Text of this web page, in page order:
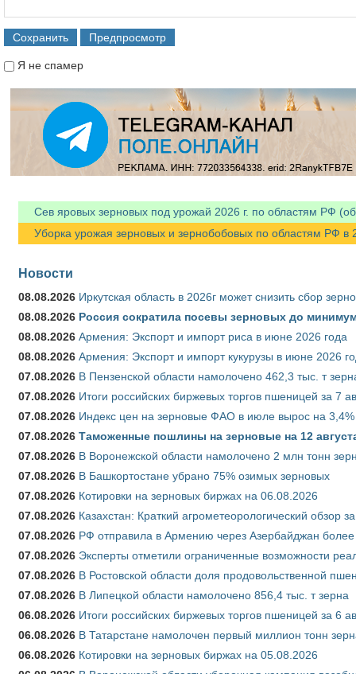
Я не спамер
Сев яровых зерновых под урожай 2026 г. по областям РФ
Уборка урожая зерновых и зернобобовых по областям РФ в
Новости
08.08.2026 Иркутская область в 2026г может снизить сбор
08.08.2026 Россия сократила посевы зерновых до
08.08.2026 Армения: Экспорт и импорт риса в июне 2026 года
08.08.2026 Армения: Экспорт и импорт кукурузы в июне 2026
07.08.2026 В Пензенской области намолочено 462,3 тыс. т
07.08.2026 Итоги российских биржевых торгов пшеницей за 7
07.08.2026 Индекс цен на зерновые ФАО в июле вырос на 3,4%
07.08.2026 Таможенные пошлины на зерновые на 12
07.08.2026 В Воронежской области намолочено 2 млн тонн
07.08.2026 В Башкортостане убрано 75% озимых зерновых
07.08.2026 Котировки на зерновых биржах на 06.08.2026
07.08.2026 Казахстан: Краткий агрометеорологический обзор
07.08.2026 РФ отправила в Армению через Азербайджан более
07.08.2026 Эксперты отметили ограниченные возможности
07.08.2026 В Ростовской области доля продовольственной
07.08.2026 В Липецкой области намолочено 856,4 тыс. т зерна
06.08.2026 Итоги российских биржевых торгов пшеницей за 6
06.08.2026 В Татарстане намолочен первый миллион тонн
06.08.2026 Котировки на зерновых биржах на 05.08.2026